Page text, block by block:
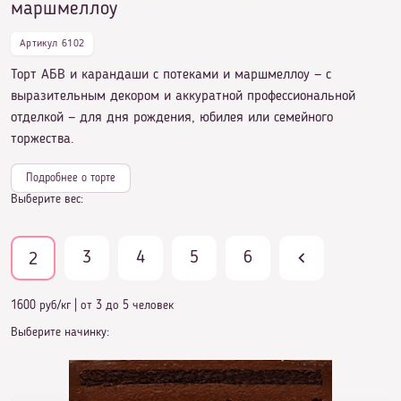
маршмеллоу
Артикул 6102
Торт АБВ и карандаши с потеками и маршмеллоу — с
выразительным декором и аккуратной профессиональной
отделкой — для дня рождения, юбилея или семейного
торжества.
Подробнее о торте
Выберите вес:
2 3 4 5 6
1600 руб/кг от 3 до 5 человек
Выберите начинку: